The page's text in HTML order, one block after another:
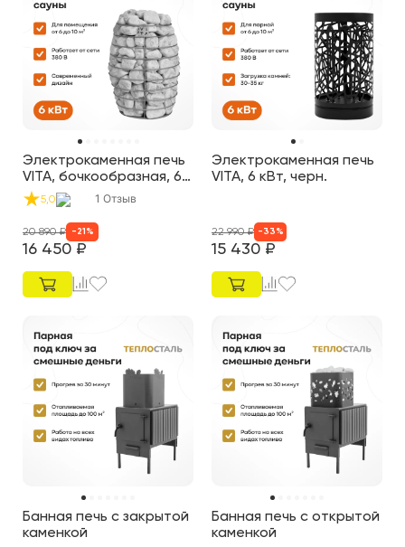
Электрокаменная печь
VITA, бочкообразная, 6
кВт, нерж.
5,0 1 Отзыв
16 450 ₽
20 890₽ - 21 %
Электрокаменная печь
VITA, 6 кВт, черн.
15 430 ₽
22 990₽ - 33 %
Банная печь с закрытой
каменкой
Банная печь с открытой
каменкой